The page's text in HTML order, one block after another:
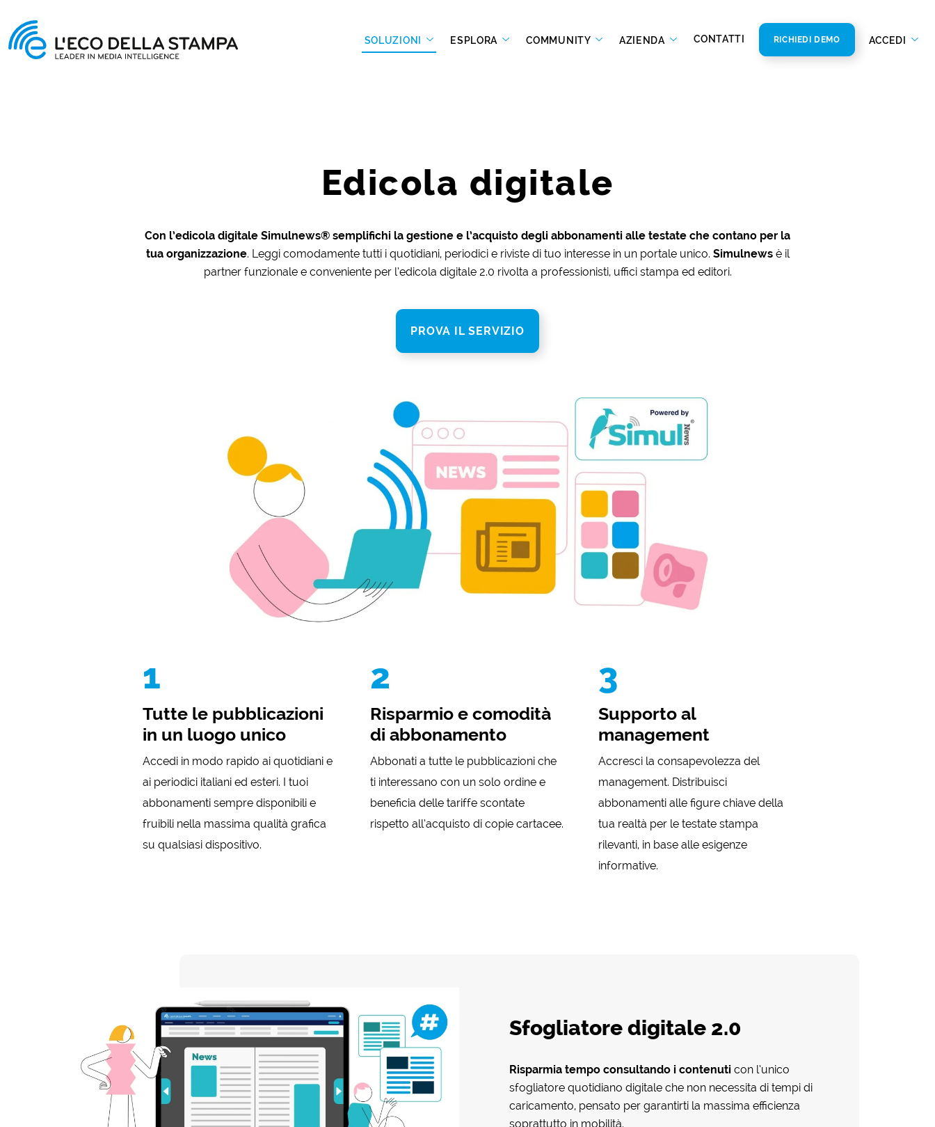
SOLUZIONI ESPLORA COMMUNITY AZIENDA CONTATTI RICHIEDI DEMO ACCEDI
Edicola digitale
Con l’edicola digitale Simulnews® semplifichi la gestione e l’acquisto degli abbonamenti alle testate che contano per la
tua organizzazione. Leggi comodamente tutti i quotidiani, periodici e riviste di tuo interesse in un portale unico. Simulnews è il
partner funzionale e conveniente per l’edicola digitale 2.0 rivolta a professionisti, uffici stampa ed editori.
PROVA IL SERVIZIO
1
Tutte le pubblicazioni
in un luogo unico
Accedi in modo rapido ai quotidiani e
ai periodici italiani ed esteri. I tuoi
abbonamenti sempre disponibili e
fruibili nella massima qualità grafica
su qualsiasi dispositivo.
2
Risparmio e comodità
di abbonamento
Abbonati a tutte le pubblicazioni che
ti interessano con un solo ordine e
beneficia delle tariffe scontate
rispetto all’acquisto di copie cartacee.
3
Supporto al
management
Accresci la consapevolezza del
management. Distribuisci
abbonamenti alle figure chiave della
tua realtà per le testate stampa
rilevanti, in base alle esigenze
informative.
Sfogliatore digitale 2.0
Risparmia tempo consultando i contenuticon l’unico
sfogliatore quotidiano digitale che non necessita di tempi di
caricamento, pensato per garantirti la massima efficienza
soprattutto in mobilità.